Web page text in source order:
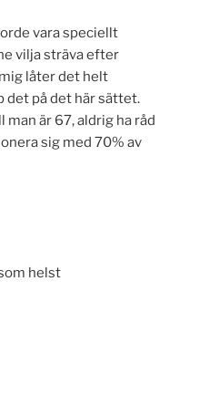
vara speciellt
vilja sträva efter
låter det helt
det på det här sättet.
är 67, aldrig ha råd
sig med 70% av
helst